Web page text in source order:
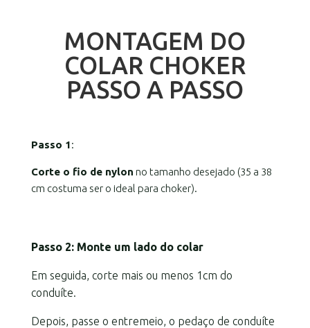
MONTAGEM DO
COLAR CHOKER
PASSO A PASSO
Passo 1:
Corte o fio de nylon no tamanho desejado (35 a 38
cm costuma ser o ideal para choker).
Passo 2: Monte um lado do colar
Em seguida, corte mais ou menos 1cm do
conduíte.
Depois, passe o entremeio, o pedaço de conduíte